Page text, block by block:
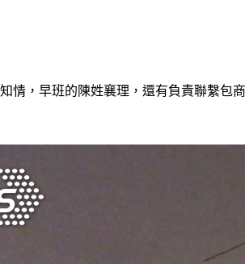
情，早班的陳姓襄理，還有負責聯繫